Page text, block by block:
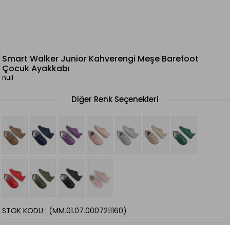
Smart Walker Junior Kahverengi Meşe Barefoot
Çocuk Ayakkabı
null
Diğer Renk Seçenekleri
(MM.01.07.00072|1160)
STOK KODU